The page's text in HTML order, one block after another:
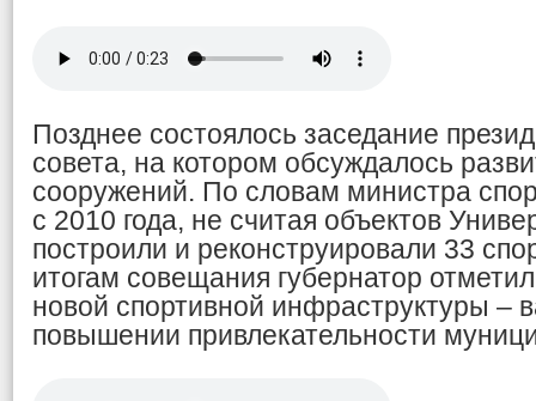
Позднее состоялось заседание
совета, на котором обсуждалось
сооружений. По словам министра
с 2010 года, не считая объектов
построили и реконструировали 33
итогам совещания губернатор
новой спортивной инфраструктуры –
повышении привлекательности